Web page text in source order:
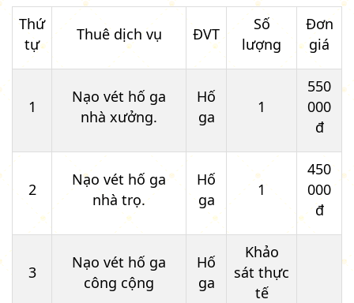
Thứ
tự
Thuê dịch vụ ĐVT
Số
lượng
Đơn
giá
1
Nạo vét hố ga
nhà xưởng.
Hố
ga
1
550
000
đ
2
Nạo vét hố ga
nhà trọ.
Hố
ga
1
450
000
đ
3
Nạo vét hố ga
công cộng
Hố
ga
Khảo
sát thực
tế